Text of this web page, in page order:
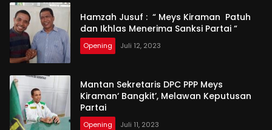
Hamzah Jusuf : “ Meys Kiraman Patuh
dan Ikhlas Menerima Sanksi Partai “
Opening Juli 12, 2023
Mantan Sekretaris DPC PPP Meys
Kiraman‘ Bangkit’, Melawan Keputusan
Partai
Opening Juli 11, 2023